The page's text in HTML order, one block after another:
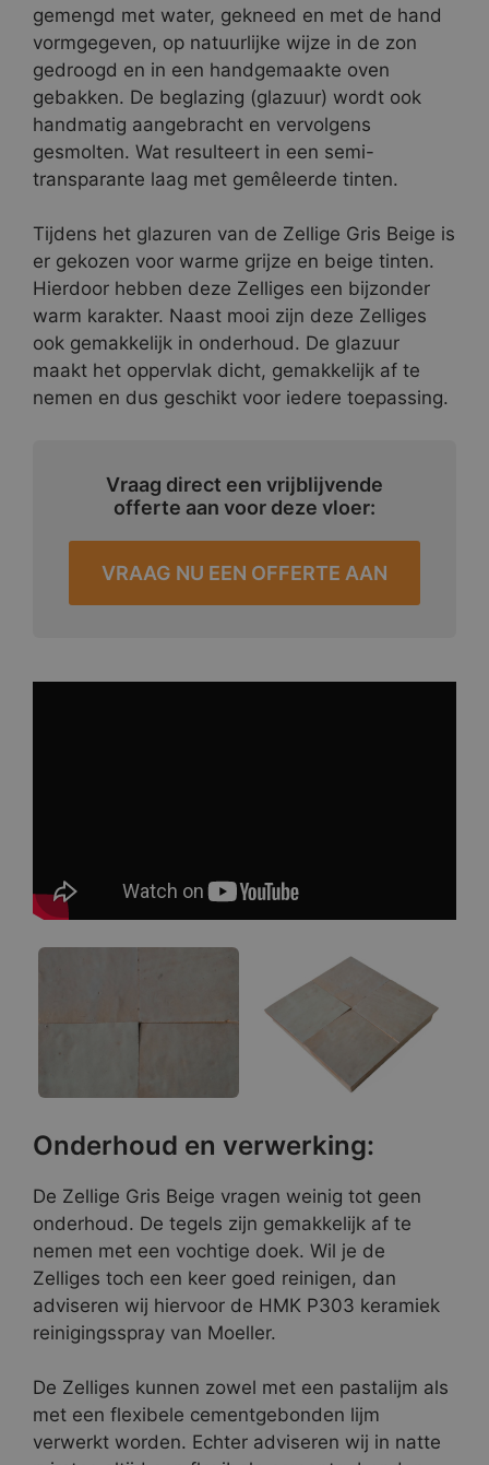
gemengd met water, gekneed en met de hand
vormgegeven, op natuurlijke wijze in de zon
gedroogd en in een handgemaakte oven
gebakken. De beglazing (glazuur) wordt ook
handmatig aangebracht en vervolgens
gesmolten. Wat resulteert in een semi-
transparante laag met gemêleerde tinten.
Tijdens het glazuren van de Zellige Gris Beige is
er gekozen voor warme grijze en beige tinten.
Hierdoor hebben deze Zelliges een bijzonder
warm karakter. Naast mooi zijn deze Zelliges
ook gemakkelijk in onderhoud. De glazuur
maakt het oppervlak dicht, gemakkelijk af te
nemen en dus geschikt voor iedere toepassing.
Vraag direct een vrijblijvende
offerte aan voor deze vloer:
VRAAG NU EEN OFFERTE AAN
Onderhoud en verwerking:
De Zellige Gris Beige vragen weinig tot geen
onderhoud. De tegels zijn gemakkelijk af te
nemen met een vochtige doek. Wil je de
Zelliges toch een keer goed reinigen, dan
adviseren wij hiervoor de HMK P303 keramiek
reinigingsspray van Moeller.
De Zelliges kunnen zowel met een pastalijm als
met een flexibele cementgebonden lijm
verwerkt worden. Echter adviseren wij in natte